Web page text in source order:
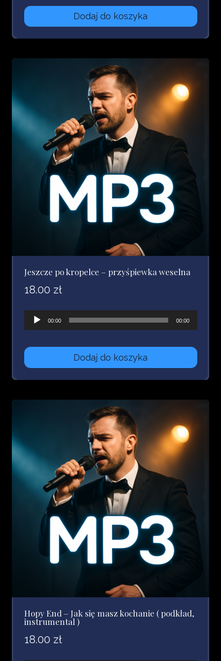
dźwiękowych
Dodaj do koszyka
Jeszcze po kropelce – przyśpiewka weselna
18.00 zł
Odtwarzacz
plików
dźwiękowych
00:00 00:00
Dodaj do koszyka
Hopy End – Jak się masz kochanie ( podkład,
instrumental )
18.00 zł